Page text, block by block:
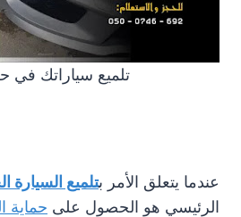
تلميع سياراتك في
عندما يتعلق الأمر بتلميع السيارة
الرئيسي هو الحصول على حماية